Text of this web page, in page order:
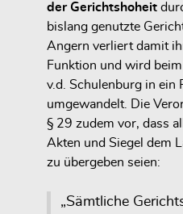
der Gerichtshoheit
bislang genutzte
Angern verliert damit
Funktion und wird
v.d. Schulenburg in ein
umgewandelt. Die
§ 29 zudem vor, dass
Akten und Siegel dem
zu übergeben seien:
„Sämtliche